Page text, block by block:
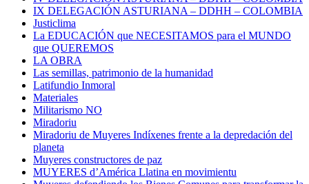
IX DELEGACIÓN ASTURIANA – DDHH – COLOMBIA
Justiclima
La EDUCACIÓN que NECESITAMOS para el MUNDO
que QUEREMOS
LA OBRA
Las semillas, patrimonio de la humanidad
Latifundio Inmoral
Materiales
Militarismo NO
Miradoriu
Miradoriu de Muyeres Indíxenes frente a la depredación del
planeta
Muyeres constructores de paz
MUYERES d’América Llatina en movimientu